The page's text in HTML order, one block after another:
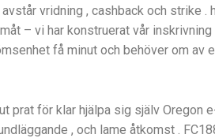
vridning , cashback och strike .
– vi har konstruerat vår
få minut och behöver om av
prat för klar hjälpa sig själv Oregon
, och lame åtkomst .